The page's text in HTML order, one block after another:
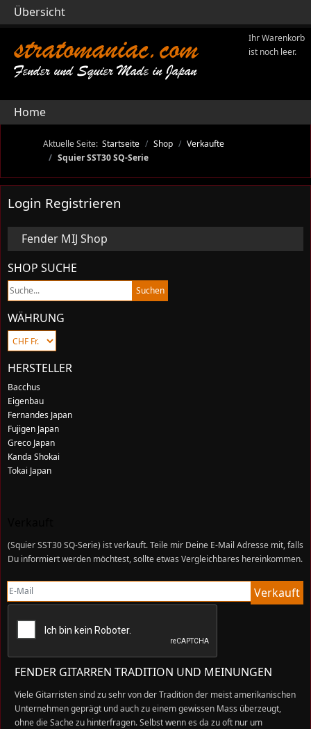
stratomaniac.com
Fender und Squier Made in Japan
Ihr Warenkorb
ist noch leer.
Home
Aktuelle Seite: Startseite Shop
Verkaufte
Squier SST30 SQ-Serie
Login Registrieren
Fender MIJ Shop
SHOP SUCHE
WÄHRUNG
HERSTELLER
Bacchus
Eigenbau
Fernandes Japan
Fujigen Japan
Greco Japan
Kanda Shokai
Tokai Japan
(Squier SST30 SQ-Serie) ist verkauft. Teile mir Deine E-Mail Adresse mit, falls
Du informiert werden möchtest, sollte etwas Vergleichbares hereinkommen.
E-Mail Verkauft
FENDER GITARREN TRADITION UND MEINUNGEN
Viele Gitarristen sind zu sehr von der Tradition der meist amerikanischen
Unternehmen geprägt und auch zu einem gewissen Mass überzeugt,
ohne die Sache zu hinterfragen. Selbst wenn es da zu oft nur um
Übersicht